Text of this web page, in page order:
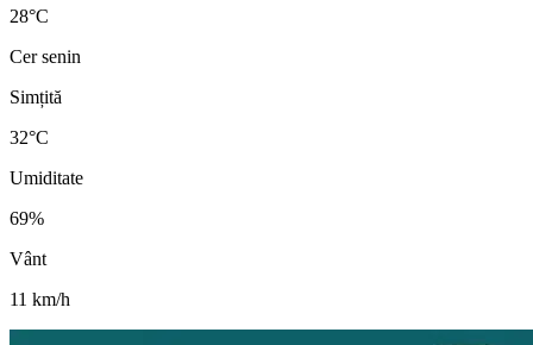
28°C
Cer senin
Simțită
32°C
Umiditate
69%
Vânt
11 km/h